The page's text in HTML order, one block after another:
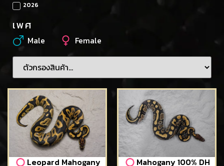
2026
เพศ
Male Female
Leopard Mahogany
Mahogany 100% DH